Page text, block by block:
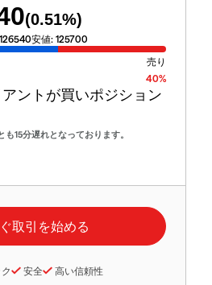
(0.51%)
126540安値: 125700
売り
40%
ントが買いポジション
も15分遅れとなっております。
安全 高い信頼性